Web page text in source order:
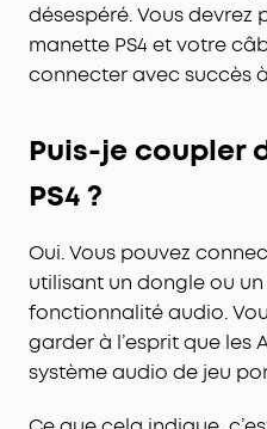
désespéré. Vous
manette PS4 et votre
connecter avec succès
Puis-je coupler
PS4 ?
Oui. Vous pouvez
utilisant un dongle ou
fonctionnalité audio.
garder à l’esprit que les
système audio de jeu